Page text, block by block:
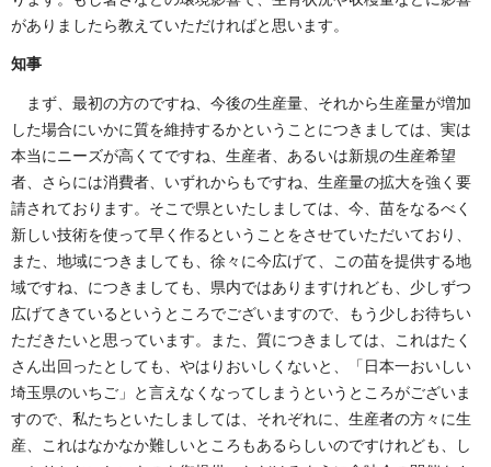
がありましたら教えていただければと思います。
知事
まず、最初の方のですね、今後の生産量、それから生産量が増加
した場合にいかに質を維持するかということにつきましては、実は
本当にニーズが高くてですね、生産者、あるいは新規の生産希望
者、さらには消費者、いずれからもですね、生産量の拡大を強く要
請されております。そこで県といたしましては、今、苗をなるべく
新しい技術を使って早く作るということをさせていただいており、
また、地域につきましても、徐々に今広げて、この苗を提供する地
域ですね、につきましても、県内ではありますけれども、少しずつ
広げてきているというところでございますので、もう少しお待ちい
ただきたいと思っています。また、質につきましては、これはたく
さん出回ったとしても、やはりおいしくないと、「日本一おいしい
埼玉県のいちご」と言えなくなってしまうというところがございま
すので、私たちといたしましては、それぞれに、生産者の方々に生
産、これはなかなか難しいところもあるらしいのですけれども、し